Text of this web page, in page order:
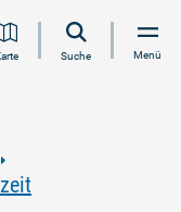
Suche Menü